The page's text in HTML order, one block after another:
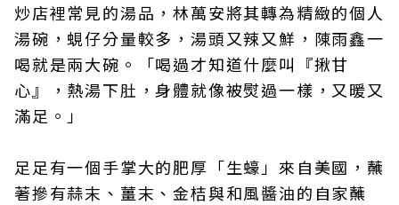
炒店裡常見的湯品，林萬安將其轉為精緻的個人
湯碗，蜆仔分量較多，湯頭又辣又鮮，陳雨鑫一
喝就是兩大碗。「喝過才知道什麼叫『揪甘
心』，熱湯下肚，身體就像被熨過一樣，又暖又
滿足。」
足足有一個手掌大的肥厚「生蠔」來自美國，蘸
著摻有蒜末、薑末、金桔與和風醬油的自家蘸